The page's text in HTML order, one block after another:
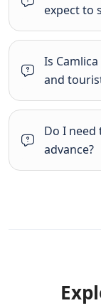
expect to
Is
and
Do I need
advance?